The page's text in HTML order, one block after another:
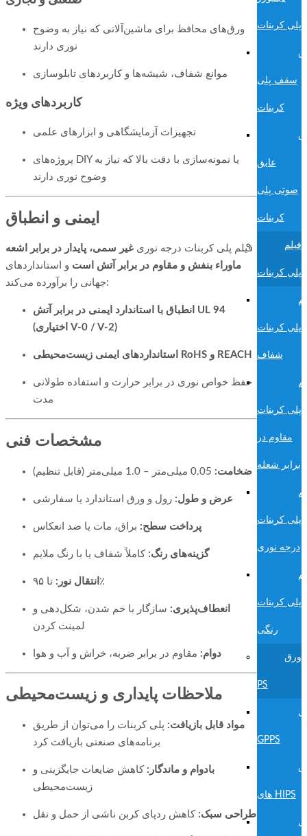
پلی کربنات
سقف پلی
کربنات
عایق
صوتی پلی
کربنات
فیلم
پلی کربنات
پلی کربنات
شفاف
پلی کربنات
مقاوم در
برابر شعله
پلی کربنات
درجه نوری
پلی کربنات
رنگی
ورق
PS
GPPS
های HIPS
ورق‌های محافظ برای ماشین‌آلاتی که نیاز به وضوح
نوری دارند
موانع شفاف، شیشه‌ها و کاربردهای تابلوسازی
کاربردهای ویژه
تجهیزات آزمایشگاهی و ابزارهای علمی
پروژه‌های DIY یا نمونه‌سازی با دقت بالا که نیاز به
وضوح نوری دارند
ایمنی و انطباق
فیلم پلی کربنات درجه نوری غیر سمی، پایدار در برابر اشعه
ماوراء بنفش و مقاوم در برابر آتش است و استانداردهای
جهانی را برآورده می‌کند:
انطباق با استاندارد ایمنی در برابر آتش UL 94
(اختیاری V-0 / V-2)
استانداردهای ایمنی زیست‌محیطی RoHS و REACH
حفظ خواص نوری در برابر حرارت و استفاده طولانی
مدت
مشخصات فنی
ضخامت: 0.05 میلی‌متر – 1.0 میلی‌متر (قابل تنظیم)
عرض و طول: رول و ورق استاندارد یا سفارشی
پرداخت سطح: براق، مات یا ضد انعکاس
گزینه‌های رنگ:کاملاً شفاف یا با رنگ ملایم
انتقال نور: تا ۹۵٪
انعطاف‌پذیری: سازگار با خم شدن، شکل‌دهی و
لمینت کردن
دوام: مقاوم در برابر ضربه، خراش و آب و هوا
ملاحظات پایداری و زیست‌محیطی
مواد قابل بازیافت: پلی کربنات را می‌توان از طریق
برنامه‌های صنعتی بازیافت کرد
بادوام و ماندگار: کاهش ضایعات جایگزینی و
زیست‌محیطی
طراحی سبک: کاهش ردپای کربن ناشی از حمل و نقل